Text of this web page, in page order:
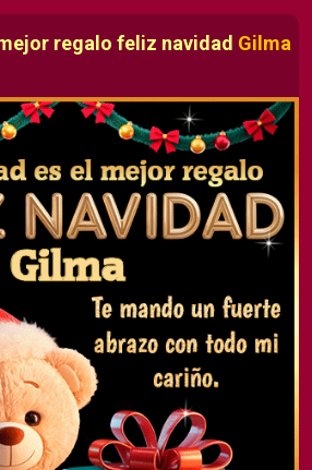
regalo feliz navidad Gilma